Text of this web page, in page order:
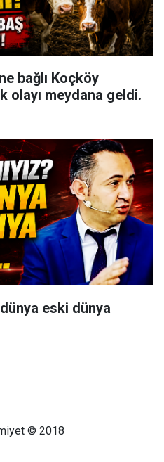
bağlı Koçköy
olayı meydana geldi.
dünya eski dünya
© 2018